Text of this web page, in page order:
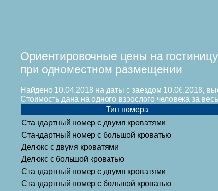
Ориентировочные цены на гостиницу
при одноместном размещении
Найдено 10.04.2018 на даты с заездом 10.06.2018,
Стоимость дана на одного взрослого человека за
Тип номера
Стандартный номер с двумя кроватями
Стандартный номер с большой кроватью
Делюкс с двумя кроватями
Делюкс с большой кроватью
Стандартный номер с двумя кроватями
Стандартный номер с большой кроватью